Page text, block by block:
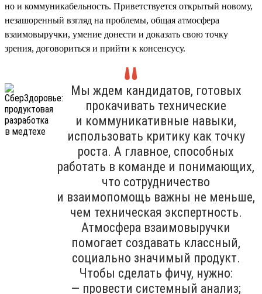
но и коммуникабельность. Приветствуется открытый новому,
незашоренный взгляд на проблемы, общая атмосфера
взаимовыручки, умение донести и доказать свою точку
зрения, договориться и прийти к консенсусу.
Мы ждем кандидатов, готовых
прокачивать технические
и коммуникативные навыки,
использовать критику как точку
роста. А главное, способных
работать в команде и понимающих,
что сотрудничество
и взаимопомощь важны не меньше,
чем техническая экспертность.
Атмосфера взаимовыручки
помогает создавать классный,
социально значимый продукт.
Чтобы сделать фичу, нужно:
— провести системный анализ;